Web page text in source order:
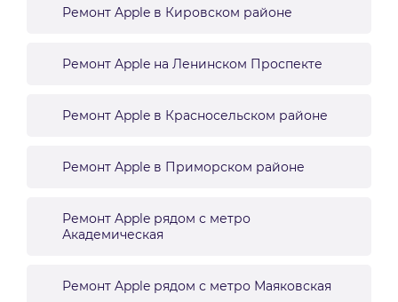
Ремонт Apple в Кировском районе
Ремонт Apple на Ленинском Проспекте
Ремонт Apple в Красносельском районе
Ремонт Apple в Приморском районе
Ремонт Apple рядом с метро
Академическая
Ремонт Apple рядом с метро Маяковская